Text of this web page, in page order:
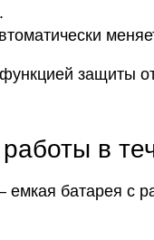
защиты
в
батарея с